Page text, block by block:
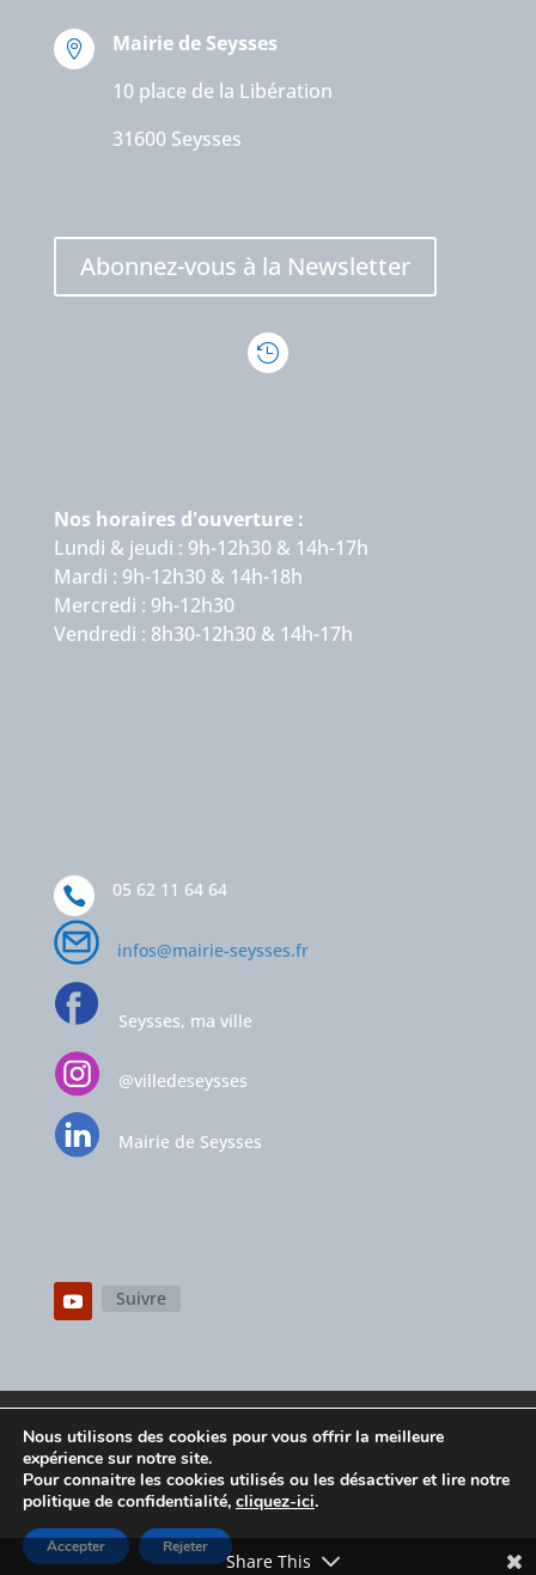

Mairie de Seysses
10 place de la Libération
31600 Seysses
Abonnez-vous à la Newsletter

Nos horaires d'ouverture :
Lundi & jeudi : 9h-12h30 & 14h-17h
Mardi : 9h-12h30 & 14h-18h
Mercredi : 9h-12h30
Vendredi : 8h30-12h30 & 14h-17h
05 62 11 64 64
infos@mairie-seysses.fr
Seysses, ma ville
@villedeseysses
Mairie de Seysses
Suivre
Espace privé
Politique de confidentialité
© Conception Agence CosiWeb
Nous utilisons des cookies pour vous offrir la meilleure
expérience sur notre site.
Pour connaitre les cookies utilisés ou les désactiver et lire notre
politique de confidentialité, cliquez-ici.
Accepter Rejeter
Share This